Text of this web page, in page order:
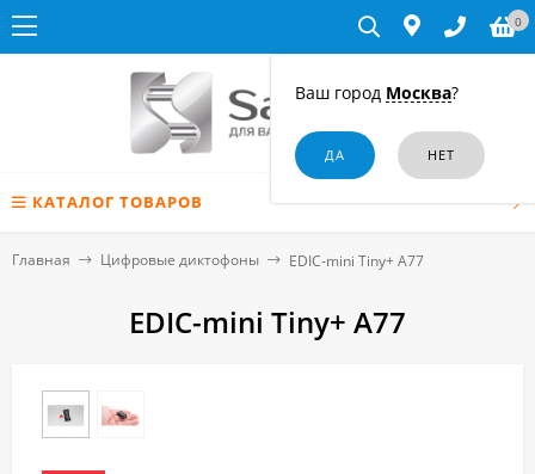
Ваш город Москва?
0
КАТАЛОГ ТОВАРОВ
Главная Цифровые диктофоны EDIC-mini Tiny+ A77
EDIC-mini Tiny+ A77